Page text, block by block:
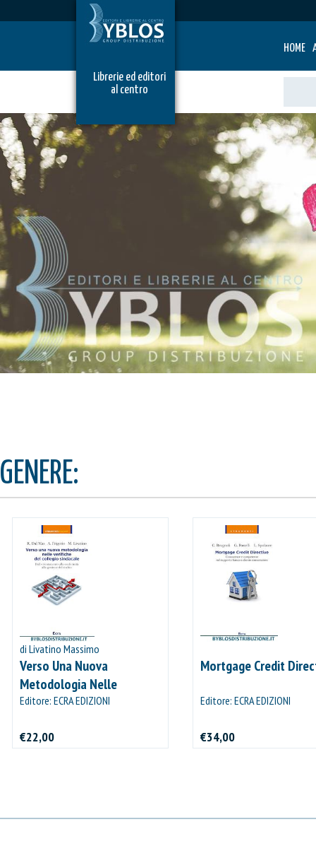
HOME
Librerie ed editori
al centro
GENERE:
di Livatino Massimo
Verso Una Nuova
Metodologia Nelle
Verifiche Del Collegio
Editore: ECRA EDIZIONI
€22,00
Mortgage Credit
Editore: ECRA EDIZIONI
€34,00
stai aggiungendo questo articolo: